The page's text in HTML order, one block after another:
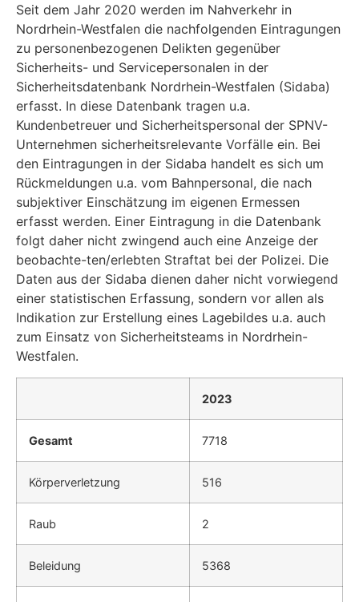
Seit dem Jahr 2020 werden im Nahverkehr in
Nordrhein-Westfalen die nachfolgenden Eintra­gungen
zu personenbezogenen Delikten gegenüber
Sicherheits- und Servicepersonalen in der
Sicherheitsdatenbank Nordrhein-Westfalen (Sidaba)
erfasst. In diese Datenbank tragen u.a.
Kundenbetreuer und Sicherheitspersonal der SPNV-
Unternehmen sicherheitsrelevante Vorfälle ein. Bei
den Eintragungen in der Sidaba handelt es sich um
Rückmeldungen u.a. vom Bahnpersonal, die nach
subjektiver Einschätzung im eigenen Ermessen
erfasst werden. Einer Eintragung in die Datenbank
folgt daher nicht zwingend auch eine Anzeige der
beobachte-ten/erlebten Straftat bei der Polizei. Die
Daten aus der Sidaba dienen daher nicht vorwiegend
einer statistischen Erfassung, sondern vor allen als
Indikation zur Erstellung eines Lagebildes u.a. auch
zum Einsatz von Sicherheitsteams in Nordrhein-
Westfalen.
2023
Gesamt 7718
Körperverletzung 516
Raub 2
Beleidung 5368